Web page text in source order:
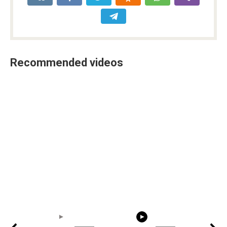
Recommended videos